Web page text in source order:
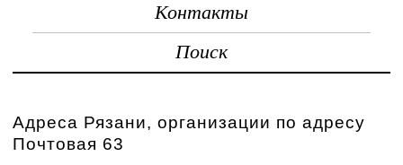
Контакты
Поиск
Адреса Рязани, организации по адресу
Почтовая 63